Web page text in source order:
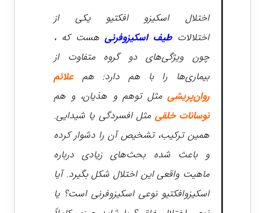
اختلال اسکیزو افکتیو یکی از
اختلالات طیف اسکیزوفرنی هست که ،
چون ویژگی‌های دو گروه متفاوت از
بیماری‌ها را با هم دارد: همعلائم
روان‌پریشی مثل توهم و هذیان، و هم
نوسانات خلقی مثل افسردگی یا شیدایی.
همین ترکیب، تشخیص آن را دشوار کرده
و باعث شده بحث‌های زیادی درباره
ماهیت واقعی این اختلال شکل بگیرد. آیا
اسکیزوافکتیو نوعی اسکیزوفرنی است؟ یا